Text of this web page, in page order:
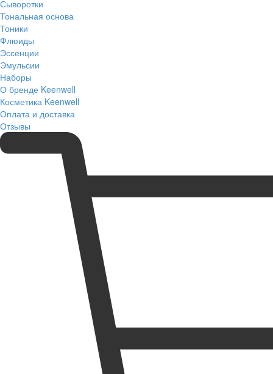
Сыворотки
Тональная основа
Тоники
Флюиды
Эссенции
Эмульсии
Наборы
О бренде Keenwell
Косметика Keenwell
Оплата и доставка
Отзывы